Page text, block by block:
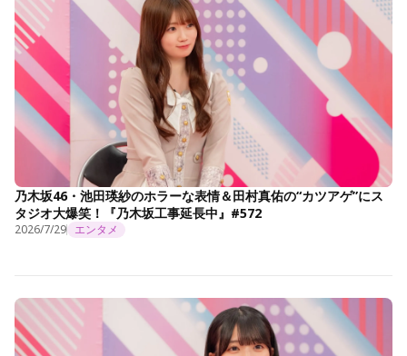
乃木坂46・池田瑛紗のホラーな表情＆田村真佑の“カツアゲ”にス
タジオ大爆笑！『乃木坂工事延長中』#572
2026/7/29 エンタメ